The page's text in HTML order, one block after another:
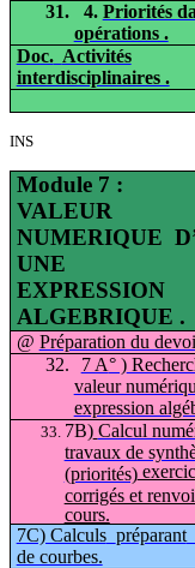
31. 4. Priorités
opérations .
Doc. Activités
interdisciplinaires .
INS
Module 7 :
VALEUR
NUMERIQUE
UNE
EXPRESSION
ALGEBRIQUE .
@ Préparation du
32.
7 A° )
valeur
expression
7B) Calcul
travaux de
(priorités)
corrigés et
cours.
7C) Calculs préparant
de courbes.